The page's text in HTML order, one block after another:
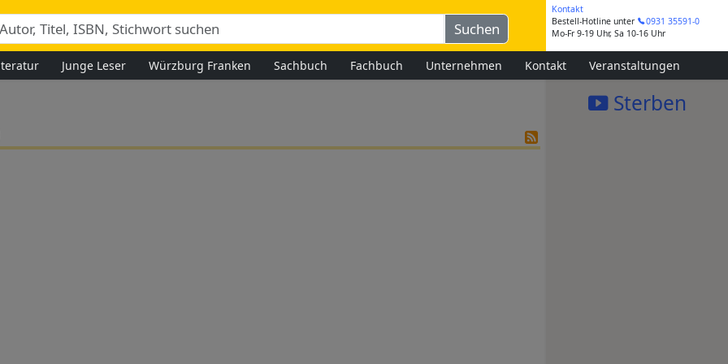
Kontakt
Bestell-Hotline unter
0931 35591-0
Mo-Fr 9-19 Uhr, Sa 10-16 Uhr
Junge Leser Würzburg Franken Sachbuch Fachbuch Unternehmen Kontakt Veranstaltungen
Sterben